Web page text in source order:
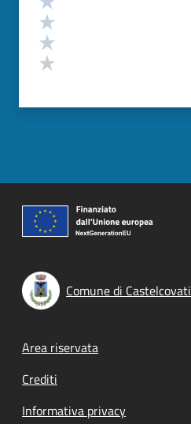
Comune di Castelcovati
Footer menu
Area riservata
Crediti
Informativa privacy